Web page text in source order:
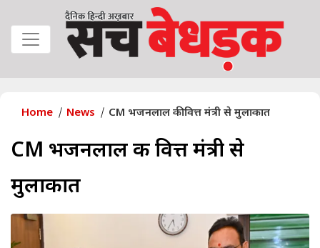
Home News CM भजनलाल की वित्त मंत्री से मुलाकात
CM भजनलाल की वित्त मंत्री से
मुलाकात